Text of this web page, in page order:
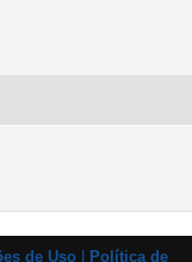
de Uso Política de